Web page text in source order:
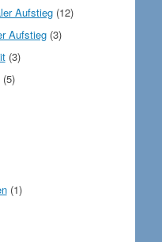
Aufstieg(12)
Aufstieg(3)
(3)
(5)
(1)